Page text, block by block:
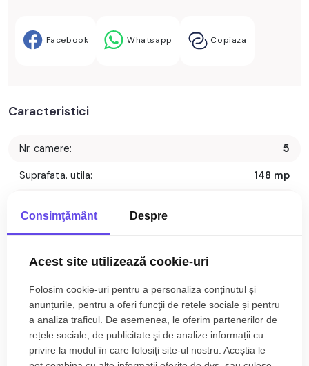
Facebook Whatsapp Copiaza
Caracteristici
Nr. camere: 5
Suprafata. utila: 148 mp
Nr. bai:
Nr. bucatarii:
Nr. balcoane:
Nr. parcari:
Consimţământ Despre
Acest site utilizează cookie-uri
Folosim cookie-uri pentru a personaliza conținutul și
anunțurile, pentru a oferi funcţii de rețele sociale și pentru
a analiza traficul. De asemenea, le oferim partenerilor de
rețele sociale, de publicitate şi de analize informații cu
privire la modul în care folosiți site-ul nostru. Aceștia le